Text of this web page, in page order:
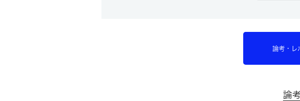
論考・レ
論